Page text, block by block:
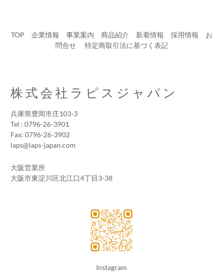
TOP 企業情報 事業案内 商品紹介 新着情報 採用情報
お
問合せ
特定商取引法に基づく表記
株式会社ラピスジャパン
兵庫県豊岡市庄103-3
Tel : 0796-26-3901
Fax: 0796-26-3902
laps@laps-japan.com
大阪営業所
大阪市東淀川区北江口4丁目3-38
Instagram